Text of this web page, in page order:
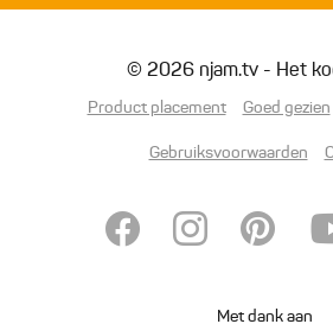
© 2026 njam.tv - Het
Product placement Goed gezien
Gebruiksvoorwaarden
Met dank aan